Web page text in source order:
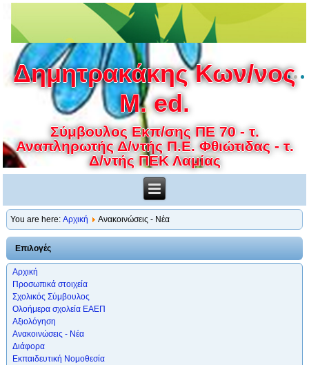
Δημητρακάκης Κων/νος
M. ed.
Σύμβουλος Εκπ/σης ΠΕ 70 - τ.
Αναπληρωτής Δ/ντής Π.Ε. Φθιώτιδας - τ.
Δ/ντής ΠΕΚ Λαμίας
You are here:Αρχική Ανακοινώσεις - Νέα
Επιλογές
Αρχική
Προσωπικά στοιχεία
Σχολικός Σύμβουλος
Ολοήμερα σχολεία ΕΑΕΠ
Αξιολόγηση
Ανακοινώσεις - Νέα
Διάφορα
Εκπαιδευτική Νομοθεσία